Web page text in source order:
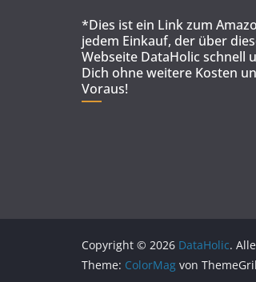
*Dies ist ein Link zum
jedem Einkauf, der über
Webseite DataHolic
Dich ohne weitere Kosten
Voraus!
Copyright © 2026 DataHolic.
Theme: ColorMag von